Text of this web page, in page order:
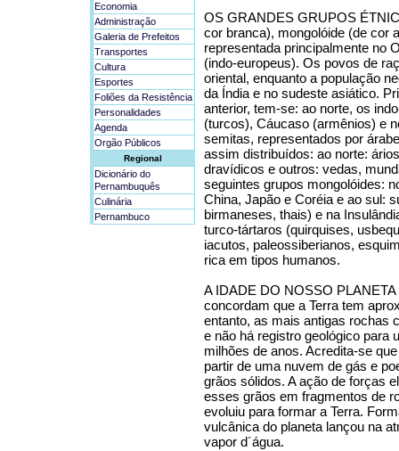
Economia
Administração
Galeria de Prefeitos
Transportes
Cultura
Esportes
Foliões da Resistência
Personalidades
Agenda
Orgão Públicos
Regional
Dicionário do
Pernambuquês
Culinária
Pernambuco
OS GRANDES GRUPOS
cor branca), mongolóide (de cor
representada principalmente no
(indo-europeus). Os povos de
oriental, enquanto a população
da Índia e no sudeste asiático.
anterior, tem-se: ao norte, os
(turcos), Cáucaso (armênios) e
semitas, representados por
assim distribuídos: ao norte:
dravídicos e outros: vedas,
seguintes grupos mongolóides:
China, Japão e Coréia e ao sul:
birmaneses, thais) e na
turco-tártaros (quirquises,
iacutos, paleossiberianos,
rica em tipos humanos.
A IDADE DO NOSSO
concordam que a Terra tem
entanto, as mais antigas rochas
e não há registro geológico para
milhões de anos. Acredita-se
partir de uma nuvem de gás e
grãos sólidos. A ação de forças
esses grãos em fragmentos de
evoluiu para formar a Terra.
vulcânica do planeta lançou na
vapor d´água.